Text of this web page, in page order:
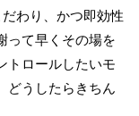
わり、かつ即効性
って早くその場を
トロールしたいモ
どうしたらきちん